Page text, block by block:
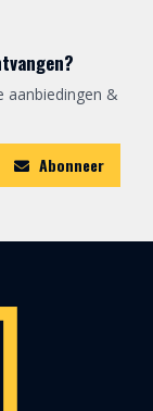
aanbiedingen &
Abonneer